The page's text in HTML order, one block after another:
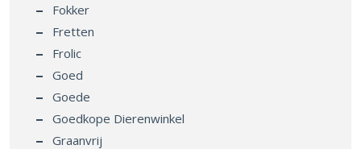
Fokker
Fretten
Frolic
Goed
Goede
Goedkope Dierenwinkel
Graanvrij